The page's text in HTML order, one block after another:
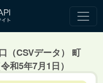
（CSVデータ） 町
和5年7月1日）